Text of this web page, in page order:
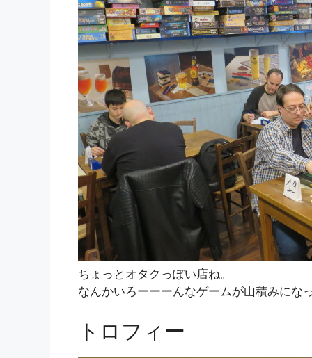
ちょっとオタクっぽい店ね。
なんかいろーーーんなゲームが山積みにな
トロフィー